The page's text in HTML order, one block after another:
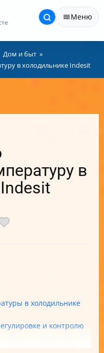
Меню
Дом и быт
в холодильнике Indesit
в
в холодильнике
и контролю